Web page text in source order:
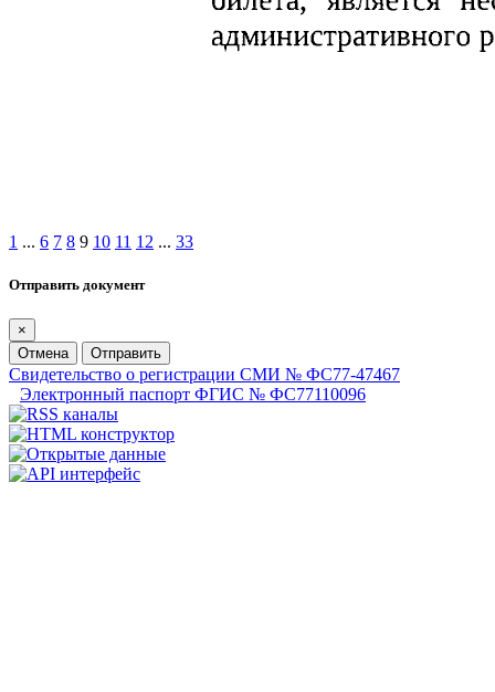
1 ... 6 7 8 9 10 11 12 ... 33
Отправить документ
×
Отмена
Отправить
Свидетельство о регистрации СМИ № ФС77-47467
Электронный паспорт ФГИС № ФС77110096